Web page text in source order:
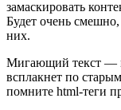
замаскировать
Будет очень
них.
Мигающий текст —
всплакнет по
помните html-теги